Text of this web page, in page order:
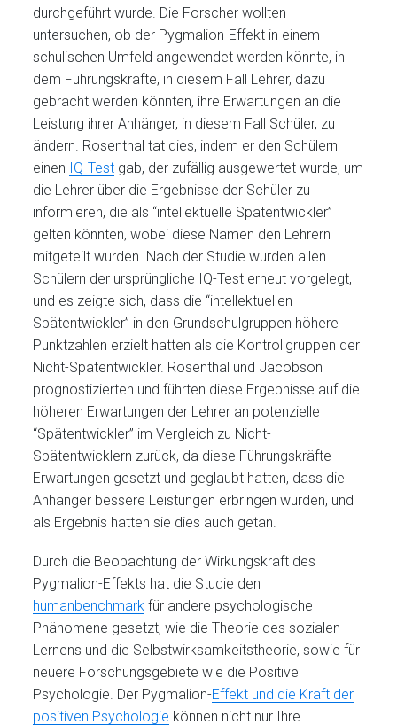
durchgeführt wurde. Die Forscher wollten
untersuchen, ob der Pygmalion-Effekt in einem
schulischen Umfeld angewendet werden könnte, in
dem Führungskräfte, in diesem Fall Lehrer, dazu
gebracht werden könnten, ihre Erwartungen an die
Leistung ihrer Anhänger, in diesem Fall Schüler, zu
ändern. Rosenthal tat dies, indem er den Schülern
einen IQ-Test gab, der zufällig ausgewertet wurde, um
die Lehrer über die Ergebnisse der Schüler zu
informieren, die als “intellektuelle Spätentwickler”
gelten könnten, wobei diese Namen den Lehrern
mitgeteilt wurden. Nach der Studie wurden allen
Schülern der ursprüngliche IQ-Test erneut vorgelegt,
und es zeigte sich, dass die “intellektuellen
Spätentwickler” in den Grundschulgruppen höhere
Punktzahlen erzielt hatten als die Kontrollgruppen der
Nicht-Spätentwickler. Rosenthal und Jacobson
prognostizierten und führten diese Ergebnisse auf die
höheren Erwartungen der Lehrer an potenzielle
“Spätentwickler” im Vergleich zu Nicht-
Spätentwicklern zurück, da diese Führungskräfte
Erwartungen gesetzt und geglaubt hatten, dass die
Anhänger bessere Leistungen erbringen würden, und
als Ergebnis hatten sie dies auch getan.
Durch die Beobachtung der Wirkungskraft des
Pygmalion-Effekts hat die Studie den
humanbenchmark für andere psychologische
Phänomene gesetzt, wie die Theorie des sozialen
Lernens und die Selbstwirksamkeitstheorie, sowie für
neuere Forschungsgebiete wie die Positive
Psychologie. Der Pygmalion-Effekt und die Kraft der
positiven Psychologie können nicht nur Ihre